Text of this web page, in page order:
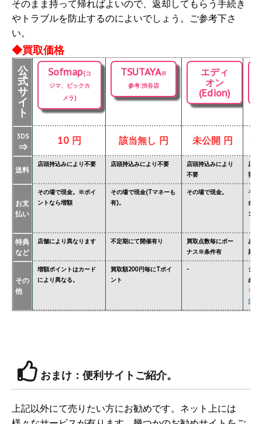
そのまま持って帰ればよいので、返却してもらう手続き
やトラブルを防止するのによいでしょう。ご参考下さ
い。
◆買取価格
公
式
サ
イ
ト
Sofmap(コ
ジマ、ビックカ
メラ)
TSUTAYA※
参考:渋谷店
エディ
オン
(Edion)
3DS
⇒ 10 円 該当無し 円 未公開 円
送料
店頭持込みにより不要 店頭持込みにより不要
店頭持込みにより
不要
店頭
要
お支
払い
その場で現金。※ポイ
ントなら増額
その場で現金(Tマネーも
有)。
その場で現金。
その
金額
ター
特典
など
店舗により異なります 不定期にて開催有り
買取点数毎にボー
ナス※条件有
あり
異な
その
他
増額ポイントはカード
により異なる。
買取額200円毎にTポイ
ント
-
ジョ
必要
※
価格
おまけ：便利サイトご紹介。
上記以外にて売りたい方にお勧めです。ネット上には